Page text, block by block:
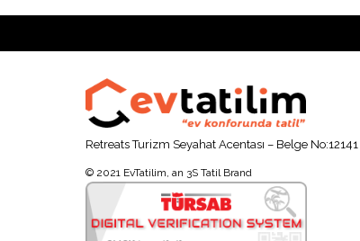
Retreats Turizm Seyahat Acentası – Belge No:12141
© 2021 EvTatilim, an 3S Tatil Brand